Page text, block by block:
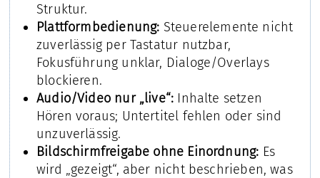
Struktur.
Plattformbedienung: Steuerelemente nicht
zuverlässig per Tastatur nutzbar,
Fokusführung unklar, Dialoge/Overlays
blockieren.
Audio/Video nur „live“: Inhalte setzen
Hören voraus; Untertitel fehlen oder sind
unzuverlässig.
Bildschirmfreigabe ohne Einordnung: Es
wird „gezeigt“, aber nicht beschrieben, was